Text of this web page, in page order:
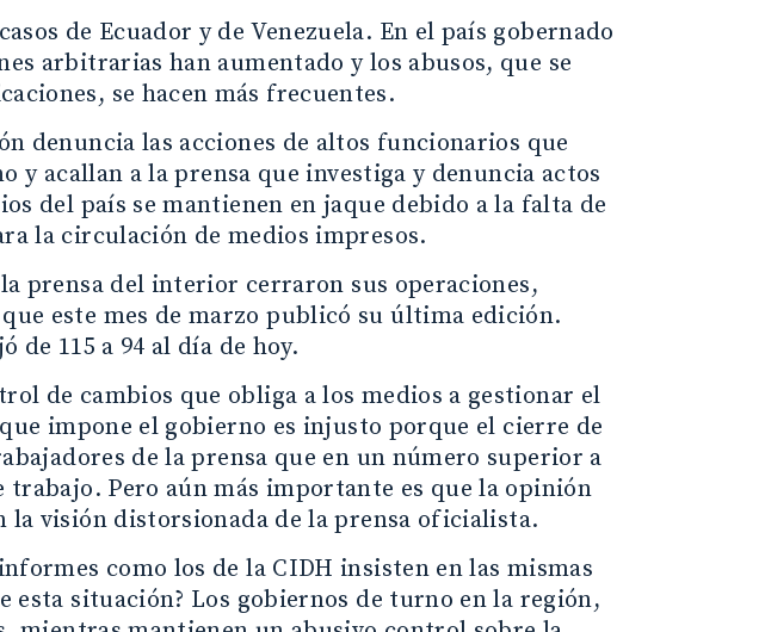
de Ecuador y de Venezuela. En el país gobernado
arbitrarias han aumentado y los abusos, que se
se hacen más frecuentes.
denuncia las acciones de altos funcionarios que
y acallan a la prensa que investiga y denuncia actos
del país se mantienen en jaque debido a la falta de
la circulación de medios impresos.
la prensa del interior cerraron sus operaciones,
este mes de marzo publicó su última edición.
de 115 a 94 al día de hoy.
de cambios que obliga a los medios a gestionar el
impone el gobierno es injusto porque el cierre de
de la prensa que en un número superior a
trabajo. Pero aún más importante es que la opinión
la visión distorsionada de la prensa oficialista.
como los de la CIDH insisten en las mismas
esta situación? Los gobiernos de turno en la región,